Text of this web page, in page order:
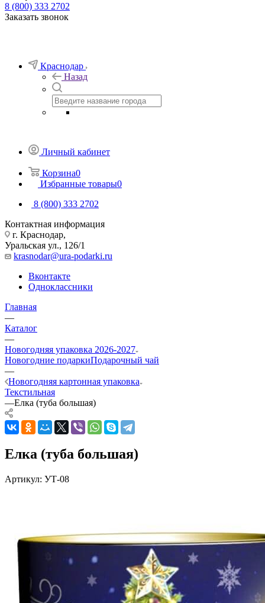
8 (800) 333 2702
Заказать звонок
Краснодар
Назад
Личный кабинет
Корзина0
Избранные товары0
8 (800) 333 2702
Контактная информация
г. Краснодар,
Уральская ул., 126/1
krasnodar@ura-podarki.ru
Вконтакте
Одноклассники
Главная
—
Каталог
—
Новогодняя упаковка 2026-2027
Новогодние подаркиПодарочный чай
—
Новогодняя картонная упаковка
Текстильная
—Елка (туба большая)
Елка (туба большая)
Артикул: УТ-08